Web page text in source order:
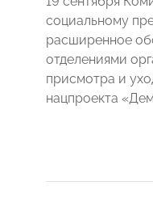
социальному
расширенное
отделениями
присмотра и
нацпроекта